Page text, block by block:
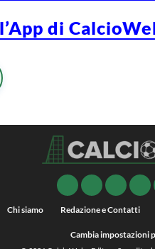
di
Chi siamo Redazione e Contatti
Cambia impostazioni